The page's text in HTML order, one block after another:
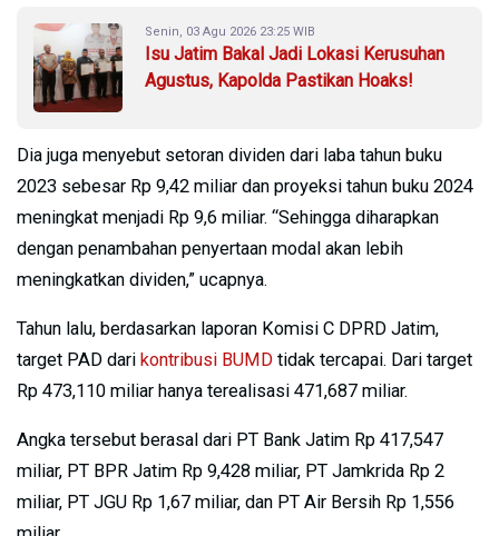
Senin, 03 Agu 2026 23:25 WIB
Isu Jatim Bakal Jadi Lokasi Kerusuhan
Agustus, Kapolda Pastikan Hoaks!
Dia juga menyebut setoran dividen dari laba tahun buku
2023 sebesar Rp 9,42 miliar dan proyeksi tahun buku 2024
meningkat menjadi Rp 9,6 miliar. “Sehingga diharapkan
dengan penambahan penyertaan modal akan lebih
meningkatkan dividen,” ucapnya.
Tahun lalu, berdasarkan laporan Komisi C DPRD Jatim,
target PAD dari kontribusi BUMD tidak tercapai. Dari target
Rp 473,110 miliar hanya terealisasi 471,687 miliar.
Angka tersebut berasal dari PT Bank Jatim Rp 417,547
miliar, PT BPR Jatim Rp 9,428 miliar, PT Jamkrida Rp 2
miliar, PT JGU Rp 1,67 miliar, dan PT Air Bersih Rp 1,556